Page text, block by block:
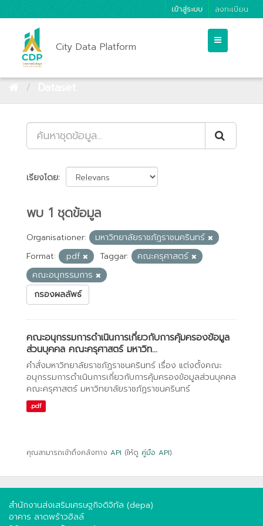
เข้าสู่ระบบ ลงทะเบียน
City Data Platform
เรียงโดย
พบ 1 ชุดข้อมูล
Organisationer:
มหาวิทยาลัยราชภัฏราชนครินทร์
Format:
.pdf Taggar:
คณะครุศาสตร์
คณะอนุกรรมการ
กรองผลลัพธ์
คณะอนุกรรมการดำเนินการเกี่ยวกับการคุ้มครองข้อมูล
ส่วนบุคคล คณะครุศาสตร์ มหาวิท...
คำสั่งมหาวิทยาลัยราชภัฏราชนครินทร์ เรื่อง แต่งตั้งคณะ
อนุกรรมการดำเนินการเกี่ยวกับการคุ้มครองข้อมูลส่วนบุคคล
คณะครุศาสตร์ มหาวิทยาลัยราชภัฏราชนครินทร์
.pdf
คุณสามารถเข้าถึงคลังทาง API (ให้ดู คู่มือ API).
สำนักงานส่งเสริมเศรษฐกิจดิจิทัล (depa)
อาคาร ลาดพร้าวฮิลล์